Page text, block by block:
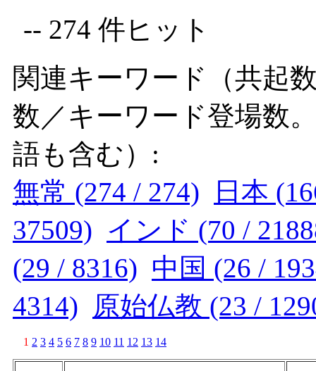
-- 274 件ヒット
関連キーワード（共起
数／キーワード登場数
語も含む）:
無常 (274 / 274)
日本
37509) インド (70 /
(29 / 8316) 中国 (26 /
4314) 原始仏教 (23 /
1 2 3 4 5 6 7 8 9 10 11 12 13 14